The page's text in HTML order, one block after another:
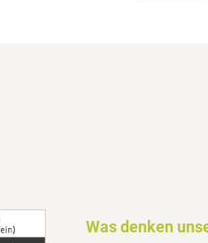
Was denken